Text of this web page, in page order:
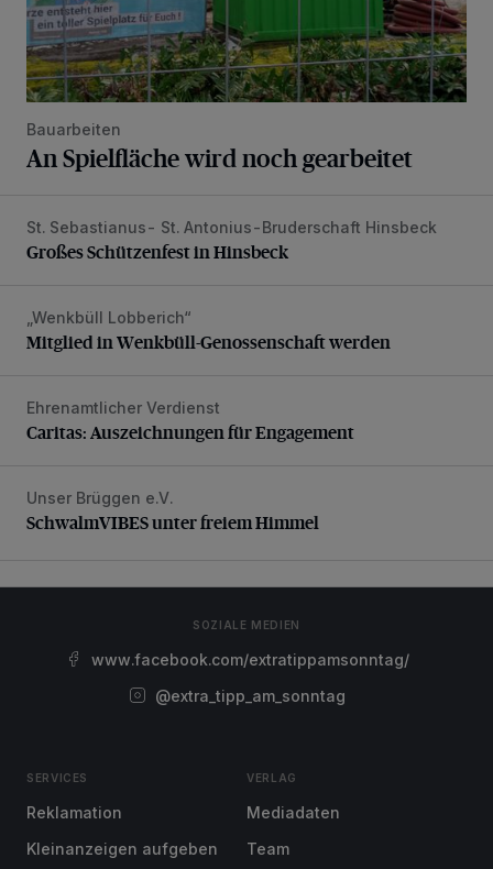
Bauarbeiten
An Spielfläche wird noch gearbeitet
Großes Schützenfest in Hinsbeck
St. Sebastianus- St. Antonius-Bruderschaft Hinsbeck
Großes Schützenfest in Hinsbeck
Mitglied in Wenkbüll-Genossenschaft werden
„Wenkbüll Lobberich“
Mitglied in Wenkbüll-Genossenschaft werden
Caritas: Auszeichnungen für Engagement
Ehrenamtlicher Verdienst
Caritas: Auszeichnungen für Engagement
SchwalmVIBES unter freiem Himmel
Unser Brüggen e.V.
SchwalmVIBES unter freiem Himmel
SOZIALE MEDIEN
www.facebook.com/extratippamsonntag/
@extra_tipp_am_sonntag
SERVICES
Reklamation
Kleinanzeigen aufgeben
VERLAG
Mediadaten
Team